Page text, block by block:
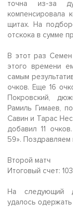
точна из-за
компенсировала
щитах. На
отскока в сумме
В этот раз Семен
этого времени
самым
очков. Еще 16
Покровский,
Рамиль Гимаев,
Савин и Тарас
добавил 11
59». Поздравляем
Второй матч
Итоговый счет:
На следующий
удалось